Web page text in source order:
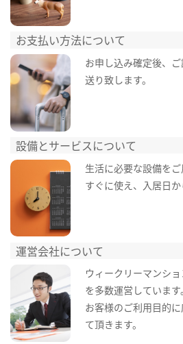
お支払い方法について
お申し込み確定後、
送り致します。
設備とサービスについて
生活に必要な設備を
すぐに使え、入居日か
運営会社について
ウィークリーマンシ
を多数運営しています。
お客様のご利用目的
て頂きます。